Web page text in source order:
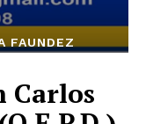
FAUNDEZ
Carlos